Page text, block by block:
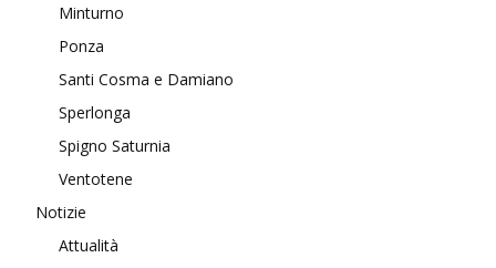
Minturno
Ponza
Santi Cosma e Damiano
Sperlonga
Spigno Saturnia
Ventotene
Notizie
Attualità